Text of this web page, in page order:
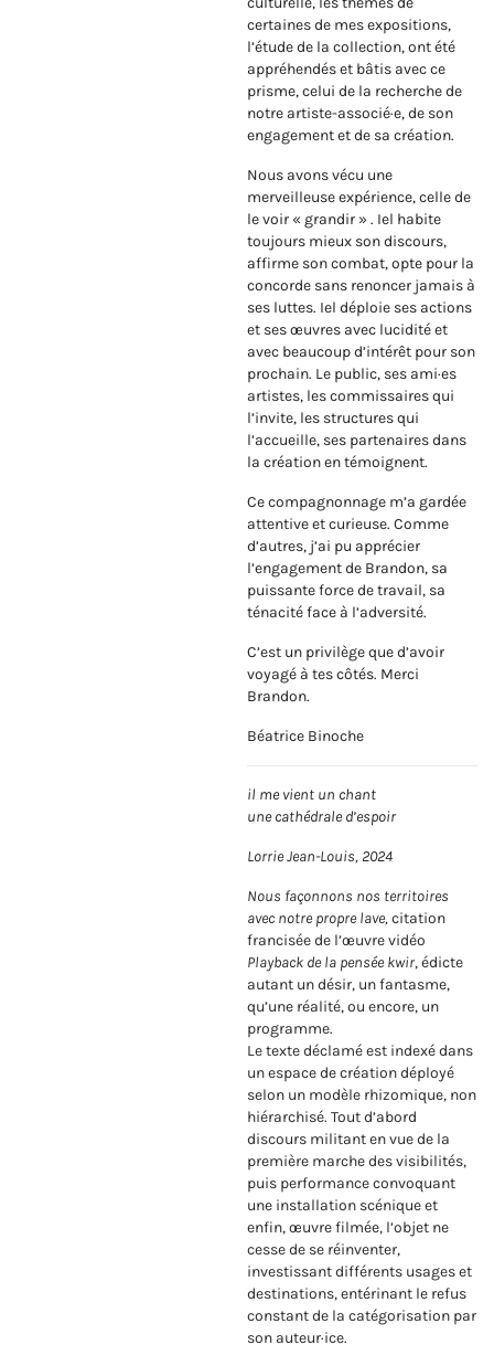
certaines de mes expositions,
l’étude de la collection, ont été
appréhendés et bâtis avec ce
prisme, celui de la recherche de
notre artiste-associé·e, de son
engagement et de sa création.
Nous avons vécu une
merveilleuse expérience, celle de
le voir « grandir » . Iel habite
toujours mieux son discours,
affirme son combat, opte pour la
concorde sans renoncer jamais à
ses luttes. Iel déploie ses actions
et ses œuvres avec lucidité et
avec beaucoup d’intérêt pour son
prochain. Le public, ses ami·es
artistes, les commissaires qui
l’invite, les structures qui
l’accueille, ses partenaires dans
la création en témoignent.
Ce compagnonnage m’a gardée
attentive et curieuse. Comme
d’autres, j’ai pu apprécier
l’engagement de Brandon, sa
puissante force de travail, sa
ténacité face à l’adversité.
C’est un privilège que d’avoir
voyagé à tes côtés. Merci
Brandon.
Béatrice Binoche
il me vient un chant
une cathédrale d’espoir
Lorrie Jean-Louis, 2024
Nous façonnons nos territoires
avec notre propre lave,citation
francisée de l’œuvre vidéo
Playback de la pensée kwir, édicte
autant un désir, un fantasme,
qu’une réalité, ou encore, un
programme.
Le texte déclamé est indexé dans
un espace de création déployé
selon un modèle rhizomique, non
hiérarchisé. Tout d’abord
discours militant en vue de la
première marche des visibilités,
puis performance convoquant
une installation scénique et
enfin, œuvre filmée, l’objet ne
cesse de se réinventer,
investissant différents usages et
destinations, entérinant le refus
constant de la catégorisation par
son auteur·ice.